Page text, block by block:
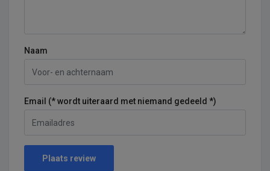
Naam
Email (* wordt uiteraard met niemand gedeeld *)
Plaats review